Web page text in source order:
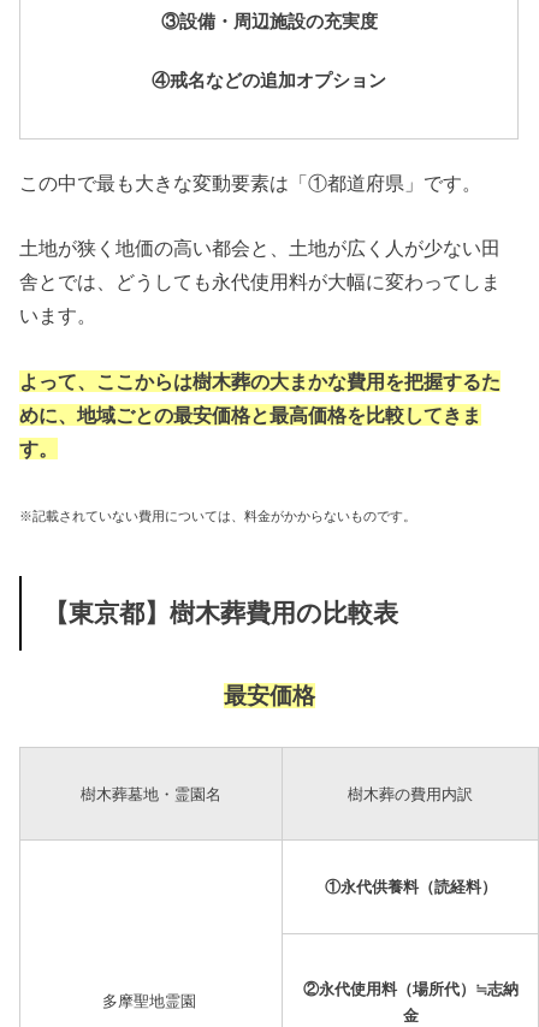
③設備・周辺施設の充実度
④戒名などの追加オプション
この中で最も大きな変動要素は「①都道府県」です。
土地が狭く地価の高い都会と、土地が広く人が少ない田
舎とでは、どうしても永代使用料が大幅に変わってしま
います。
よって、ここからは樹木葬の大まかな費用を把握するた
めに、地域ごとの最安価格と最高価格を比較してきま
す。
※記載されていない費用については、料金がかからないものです。
【東京都】樹木葬費用の比較表
最安価格
樹木葬墓地・霊園名 樹木葬の費用内訳
多摩聖地霊園
①永代供養料（読経料）
②永代使用料（場所代）≒志納
金